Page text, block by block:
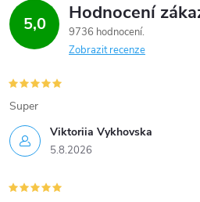
5,0 Hodnocení
9736 hodnocení
Zobrazit recenze
Viktoriia Vykhovska
5.8.2026
Super